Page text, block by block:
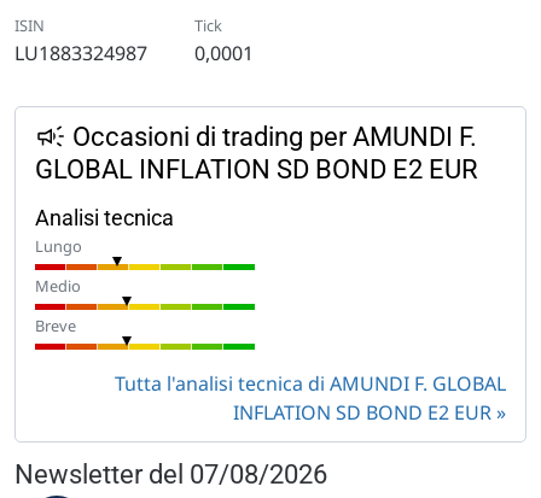
ISIN
LU1883324987
Tick
0,0001
Occasioni di trading per AMUNDI F.
GLOBAL INFLATION SD BOND E2 EUR
Analisi tecnica
Lungo
Medio
Breve
Tutta l'analisi tecnica di AMUNDI F. GLOBAL
INFLATION SD BOND E2 EUR
Newsletter del 07/08/2026